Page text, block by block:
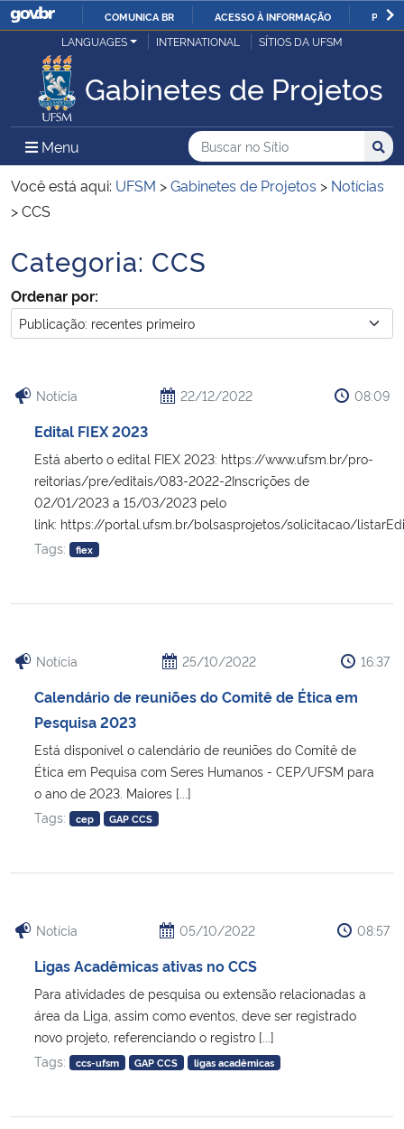
IR
O
COMUNICA BR ACESSO À INFORMAÇÃO
Ministério da Justiça e Segurança Pública
Ministério da Defesa
Ministério das Relações Exteriores
Ministério da Infraestrutura
Ministério da Agricultura, Pecuária e Abastecimento
Ministério da Saúde
Ministério do Turismo
Ministério do Desenvolvimento Regional
Controladoria-Geral da União
Ministério da Mulher, da Família e dos Direitos Humanos
Advocacia-Geral da União
Banco Central do Brasil
LANGUAGES INTERNATIONAL SÍTIOS DA UFSM
Gabinetes de Projetos
Menu Menu Principal do Sítio
Busca
Buscar no no Sítio
Busca:
Você está aqui: UFSM >Gabinetes de Projetos > Notícias
>CCS
Início do conteúdo
Categoria: CCS
Ordenar por:
Notícia 22/12/2022 08:09
Edital FIEX 2023
Está aberto o edital FIEX 2023: https://www.ufsm.br/pro-
reitorias/pre/editais/083-2022-2Inscrições de
02/01/2023 a 15/03/2023 pelo
link: https://portal.ufsm.br/bolsasprojetos/solicitacao/
Tags:
fiex
Notícia 25/10/2022 16:37
Calendário de reuniões do Comitê de Ética em
Pesquisa 2023
Está disponível o calendário de reuniões do Comitê de
Ética em Pequisa com Seres Humanos - CEP/UFSM para
o ano de 2023. Maiores [...]
Tags:
cep GAP CCS
Notícia 05/10/2022 08:57
Ligas Acadêmicas ativas no CCS
Para atividades de pesquisa ou extensão relacionadas a
área da Liga, assim como eventos, deve ser registrado
novo projeto, referenciando o registro [...]
Tags:
ccs-ufsm GAP CCS ligas acadêmicas